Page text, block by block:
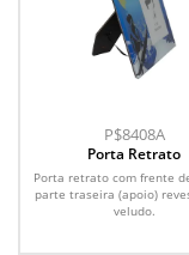
P$8408A
Porta Retrato
Porta retrato com frente
parte traseira (apoio)
veludo.